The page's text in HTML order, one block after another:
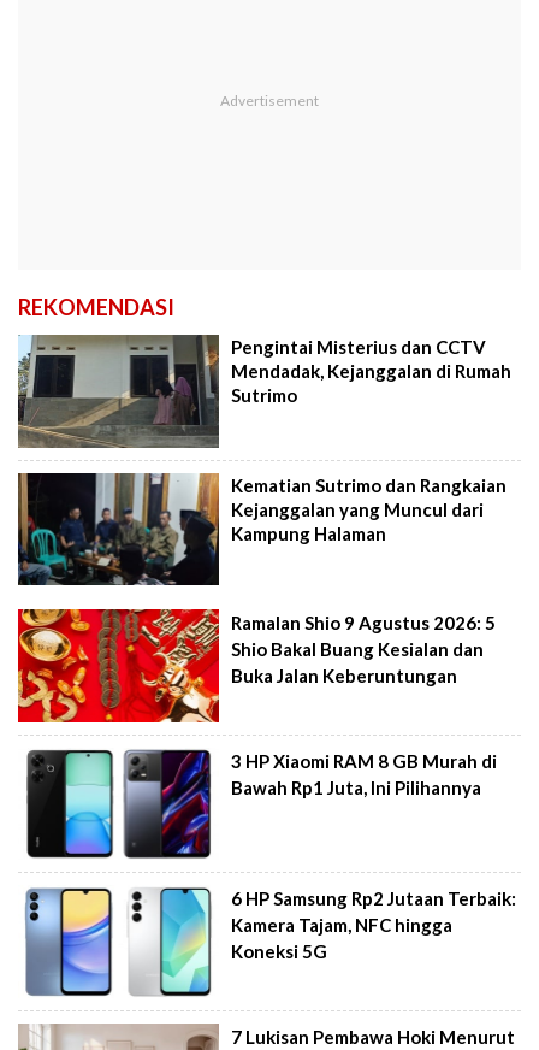
REKOMENDASI
Pengintai Misterius dan CCTV
Mendadak, Kejanggalan di Rumah
Sutrimo
Kematian Sutrimo dan Rangkaian
Kejanggalan yang Muncul dari
Kampung Halaman
Ramalan Shio 9 Agustus 2026: 5
Shio Bakal Buang Kesialan dan
Buka Jalan Keberuntungan
3 HP Xiaomi RAM 8 GB Murah di
Bawah Rp1 Juta, Ini Pilihannya
6 HP Samsung Rp2 Jutaan Terbaik:
Kamera Tajam, NFC hingga
Koneksi 5G
7 Lukisan Pembawa Hoki Menurut